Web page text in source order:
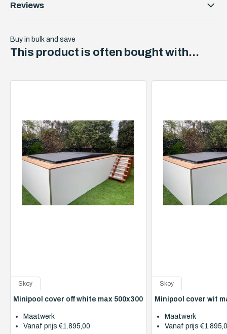
Reviews
Buy in bulk and save
This product is often bought with...
Skoy
Minipool cover off white max 500x300
Maatwerk
Vanaf prijs €1.895,00
Skoy
Minipool cover wit
Maatwerk
Vanaf prijs